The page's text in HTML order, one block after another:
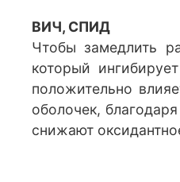
ВИЧ, СПИД
Чтобы замедлить
который
положительно
оболочек,
снижают